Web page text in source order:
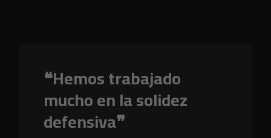
❝Hemos trabajado
mucho en la solidez
defensiva❞